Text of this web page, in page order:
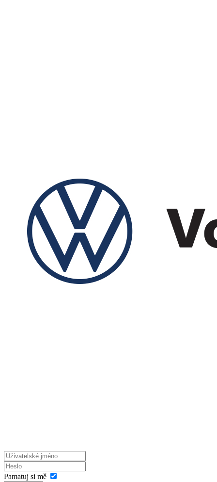
Pamatuj si mě